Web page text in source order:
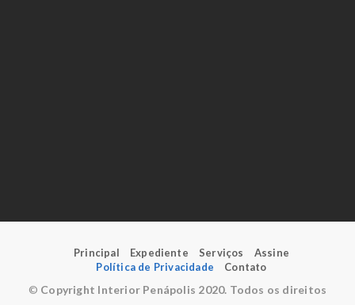
Principal Expediente Serviços
Assine
Política de Privacidade
Contato
© Copyright Interior Penápolis 2020. Todos os direitos